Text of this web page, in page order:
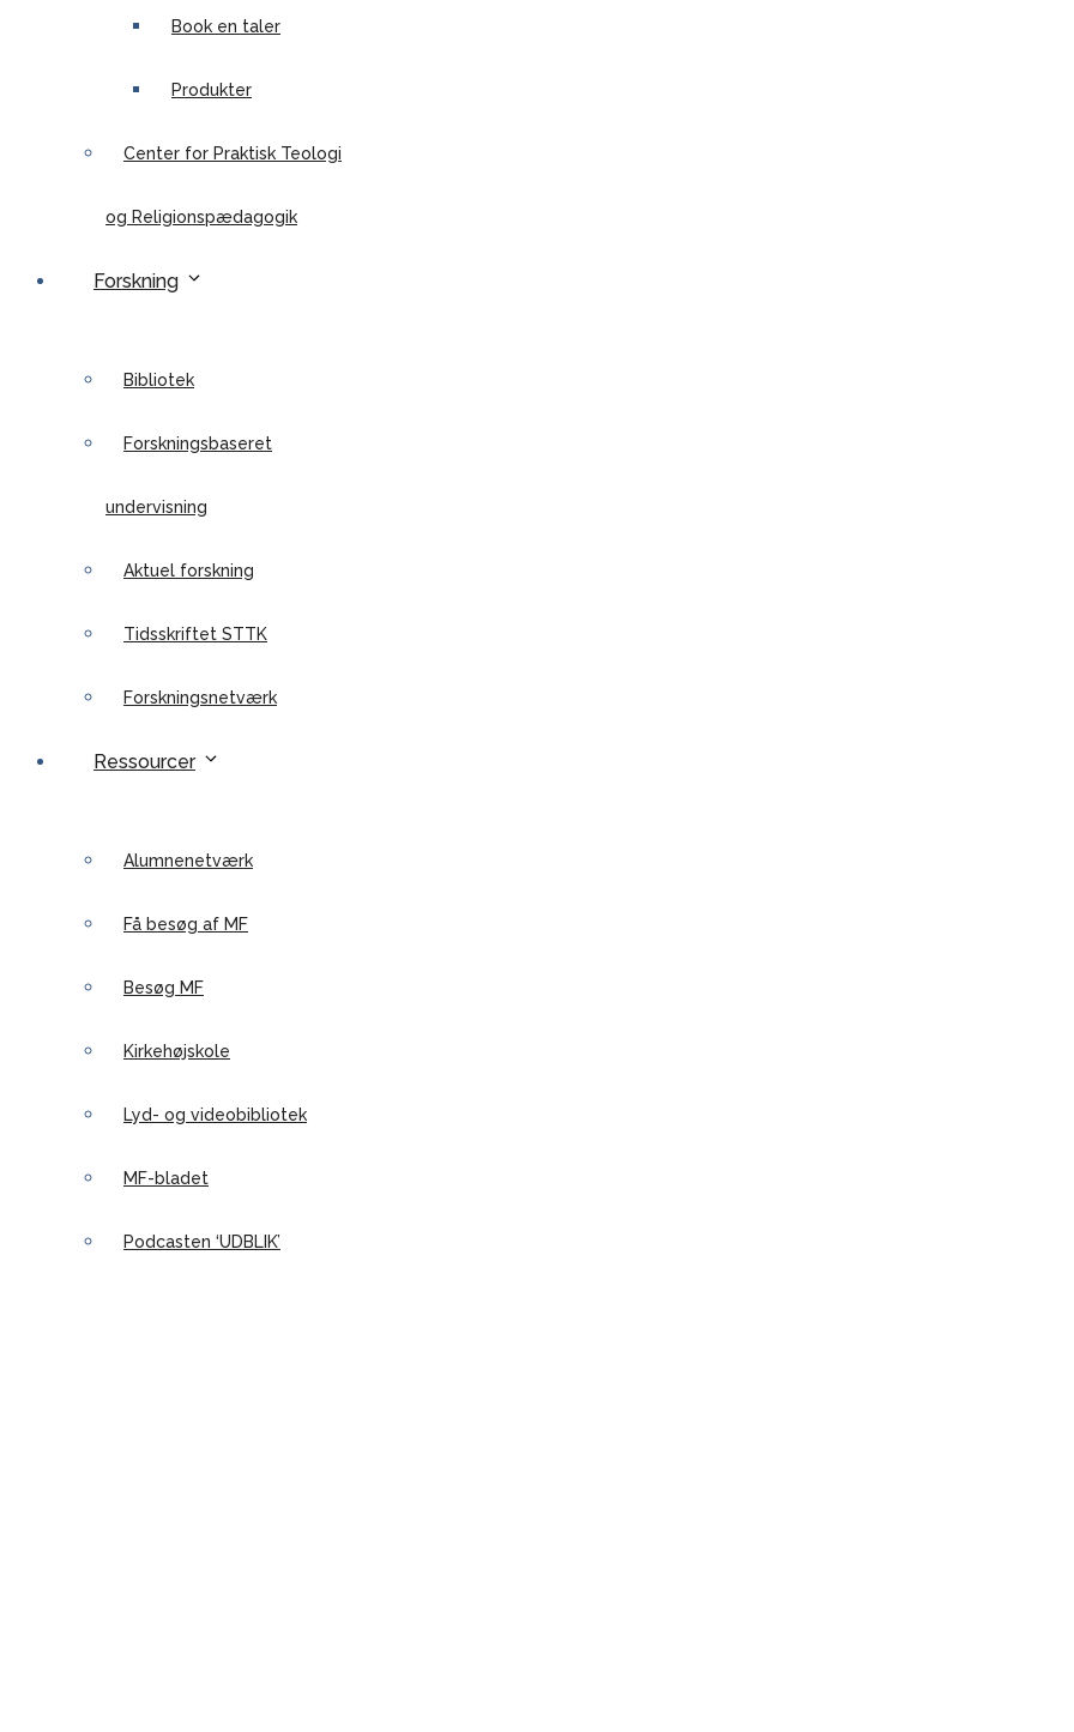
Book en taler
Produkter
Center for Praktisk Teologi
og Religionspædagogik
Forskning
Bibliotek
Forskningsbaseret
undervisning
Aktuel forskning
Tidsskriftet STTK
Forskningsnetværk
Ressourcer
Alumnenetværk
Få besøg af MF
Besøg MF
Kirkehøjskole
Lyd- og videobibliotek
MF-bladet
Podcasten ‘UDBLIK’